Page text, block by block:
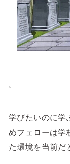
学びたいのに学
めフェローは学
た環境を当前だ